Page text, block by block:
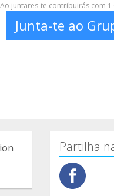
Ao juntares-te contribuirás com
Junta-te ao
Partilha